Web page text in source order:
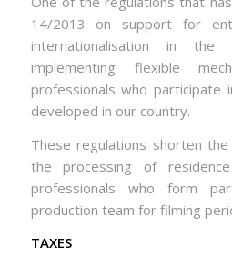
14/2013 on support for
internationalisation in
implementing flexible
professionals who participate
developed in our country.
These regulations shorten
the processing of
professionals who form
production team for filming
TAXES